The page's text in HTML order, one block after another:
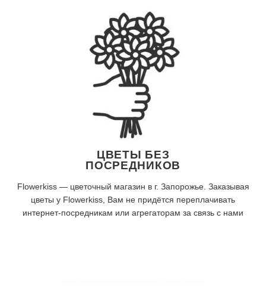
ЦВЕТЫ БЕЗ
ПОСРЕДНИКОВ
Flowerkiss — цветочный магазин в г. Запорожье. Заказывая
цветы у Flowerkiss, Вам не придётся переплачивать
интернет-посредникам или агрегаторам за связь с нами